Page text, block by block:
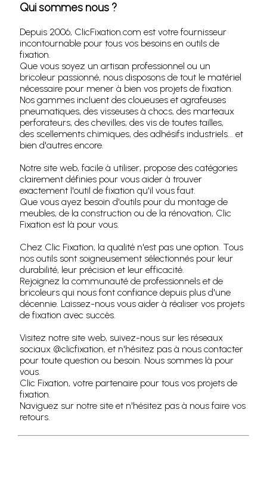
Qui sommes nous ?
Depuis 2006, ClicFixation.com est votre fournisseur
incontournable pour tous vos besoins en outils de
fixation.
Que vous soyez un artisan professionnel ou un
bricoleur passionné, nous disposons de tout le matériel
nécessaire pour mener à bien vos projets de fixation.
Nos gammes incluent des cloueuses et agrafeuses
pneumatiques, des visseuses à chocs, des marteaux
perforateurs, des chevilles, des vis de toutes tailles,
des scellements chimiques, des adhésifs industriels... et
bien d'autres encore.
Notre site web, facile à utiliser, propose des catégories
clairement définies pour vous aider à trouver
exactement l'outil de fixation qu'il vous faut.
Que vous ayez besoin d'outils pour du montage de
meubles, de la construction ou de la rénovation, Clic
Fixation est là pour vous.
Chez Clic Fixation, la qualité n'est pas une option. Tous
nos outils sont soigneusement sélectionnés pour leur
durabilité, leur précision et leur efficacité.
Rejoignez la communauté de professionnels et de
bricoleurs qui nous font confiance depuis plus d'une
décennie. Laissez-nous vous aider à réaliser vos projets
de fixation avec succès.
Visitez notre site web, suivez-nous sur les réseaux
sociaux @clicfixation, et n'hésitez pas à nous contacter
pour toute question ou besoin. Nous sommes là pour
vous.
Clic Fixation, votre partenaire pour tous vos projets de
fixation.
Naviguez sur notre site et n'hésitez pas à nous faire vos
retours.